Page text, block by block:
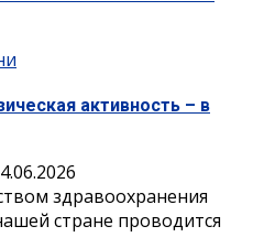
активность – в
здравоохранения
стране проводится